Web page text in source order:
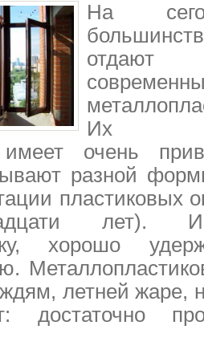
На
отдают
Их
имеет очень
разной
пластиковых
лет).
хорошо
летней жаре,
достаточно